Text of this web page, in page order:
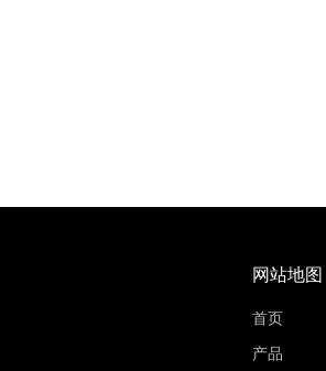
网站地图
首页
产品